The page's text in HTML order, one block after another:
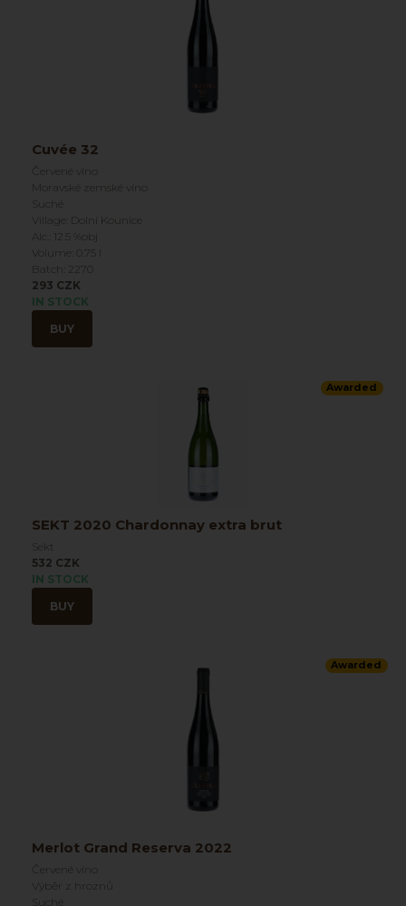
Cuvée 32
Červené víno
Moravské zemské víno
Suché
Village: Dolní Kounice
Alc.: 12.5 %obj
Volume: 0.75 l
Batch: 2270
293 CZK
IN STOCK
BUY
Awarded
SEKT 2020 Chardonnay extra brut
Sekt
532 CZK
IN STOCK
BUY
Awarded
Merlot Grand Reserva 2022
Červené víno
Výběr z hroznů
Suché